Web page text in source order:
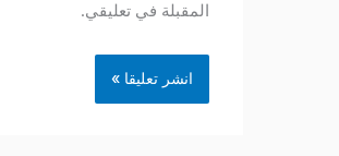
المقبلة في تعليقي.